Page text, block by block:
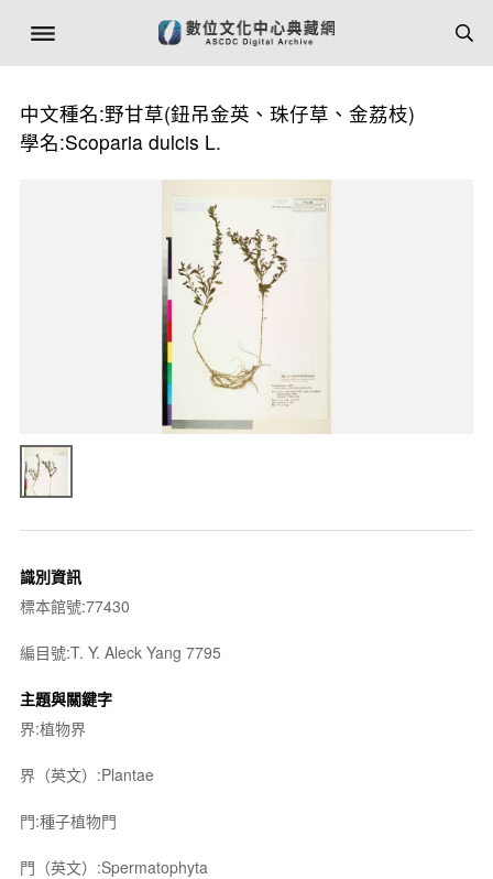
中文種名:野甘草(鈕吊金英、珠仔草、金荔枝)
學名:Scoparia dulcis L.
識別資訊
標本館號:77430
編目號:T. Y. Aleck Yang 7795
主題與關鍵字
界:植物界
界（英文）:Plantae
門:種子植物門
門（英文）:Spermatophyta